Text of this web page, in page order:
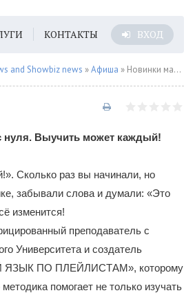
КОНТАКТЫ ВХОД
and Showbiz news »Афиша » Новинки марта издательства ЭКСМО
нуля. Выучить может каждый!
Сколько раз вы начинали, но
забывали слова и думали: «Это
изменится!
преподаватель с
Университета и создатель
ЯЗЫК ПО ПЛЕЙЛИСТАМ», которому
помогает не только изучать